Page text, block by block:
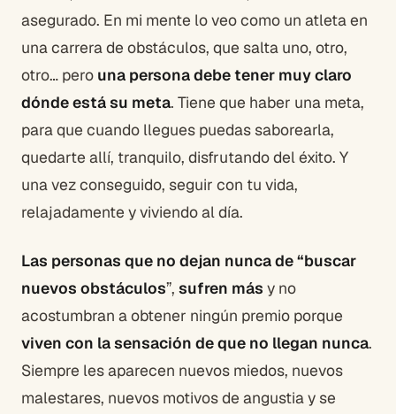
asegurado. En mi mente lo veo como un atleta en
una carrera de obstáculos, que salta uno, otro,
otro… pero una persona debe tener muy claro
dónde está su meta. Tiene que haber una meta,
para que cuando llegues puedas saborearla,
quedarte allí, tranquilo, disfrutando del éxito. Y
una vez conseguido, seguir con tu vida,
relajadamente y viviendo al día.
Las personas que no dejan nunca de “buscar
nuevos obstáculos”, sufren más y no
acostumbran a obtener ningún premio porque
viven con la sensación de que no llegan nunca.
Siempre les aparecen nuevos miedos, nuevos
malestares, nuevos motivos de angustia y se